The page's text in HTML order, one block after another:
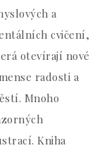
a
cvičení,
otevírají nové
radosti a
Mnoho
Kniha